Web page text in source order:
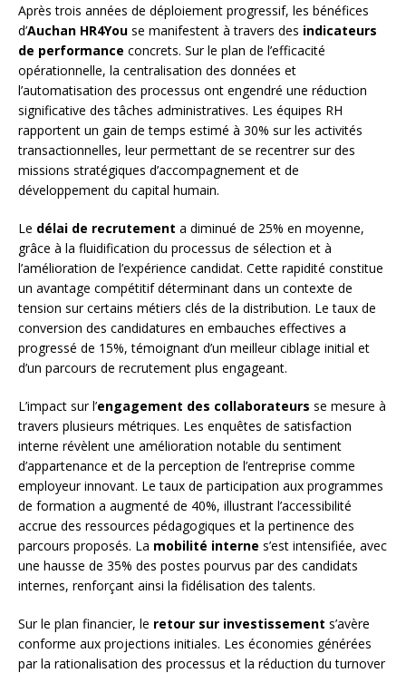
Après trois années de déploiement progressif, les bénéfices
d’Auchan HR4You se manifestent à travers des indicateurs
de performance concrets. Sur le plan de l’efficacité
opérationnelle, la centralisation des données et
l’automatisation des processus ont engendré une réduction
significative des tâches administratives. Les équipes RH
rapportent un gain de temps estimé à 30% sur les activités
transactionnelles, leur permettant de se recentrer sur des
missions stratégiques d’accompagnement et de
développement du capital humain.
Le délai de recrutement a diminué de 25% en moyenne,
grâce à la fluidification du processus de sélection et à
l’amélioration de l’expérience candidat. Cette rapidité constitue
un avantage compétitif déterminant dans un contexte de
tension sur certains métiers clés de la distribution. Le taux de
conversion des candidatures en embauches effectives a
progressé de 15%, témoignant d’un meilleur ciblage initial et
d’un parcours de recrutement plus engageant.
L’impact sur l’engagement des collaborateurs se mesure à
travers plusieurs métriques. Les enquêtes de satisfaction
interne révèlent une amélioration notable du sentiment
d’appartenance et de la perception de l’entreprise comme
employeur innovant. Le taux de participation aux programmes
de formation a augmenté de 40%, illustrant l’accessibilité
accrue des ressources pédagogiques et la pertinence des
parcours proposés. La mobilité interne s’est intensifiée, avec
une hausse de 35% des postes pourvus par des candidats
internes, renforçant ainsi la fidélisation des talents.
Sur le plan financier, le retour sur investissement s’avère
conforme aux projections initiales. Les économies générées
par la rationalisation des processus et la réduction du turnover